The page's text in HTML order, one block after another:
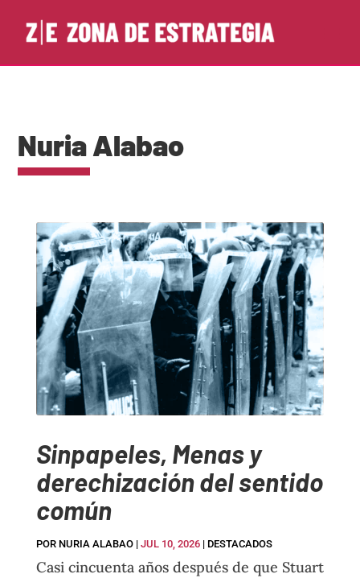
Nuria Alabao
Sinpapeles, Menas y
derechización del sentido
común
POR NURIA ALABAO| JUL 10, 2026| DESTACADOS
Casi cincuenta años después de que Stuart